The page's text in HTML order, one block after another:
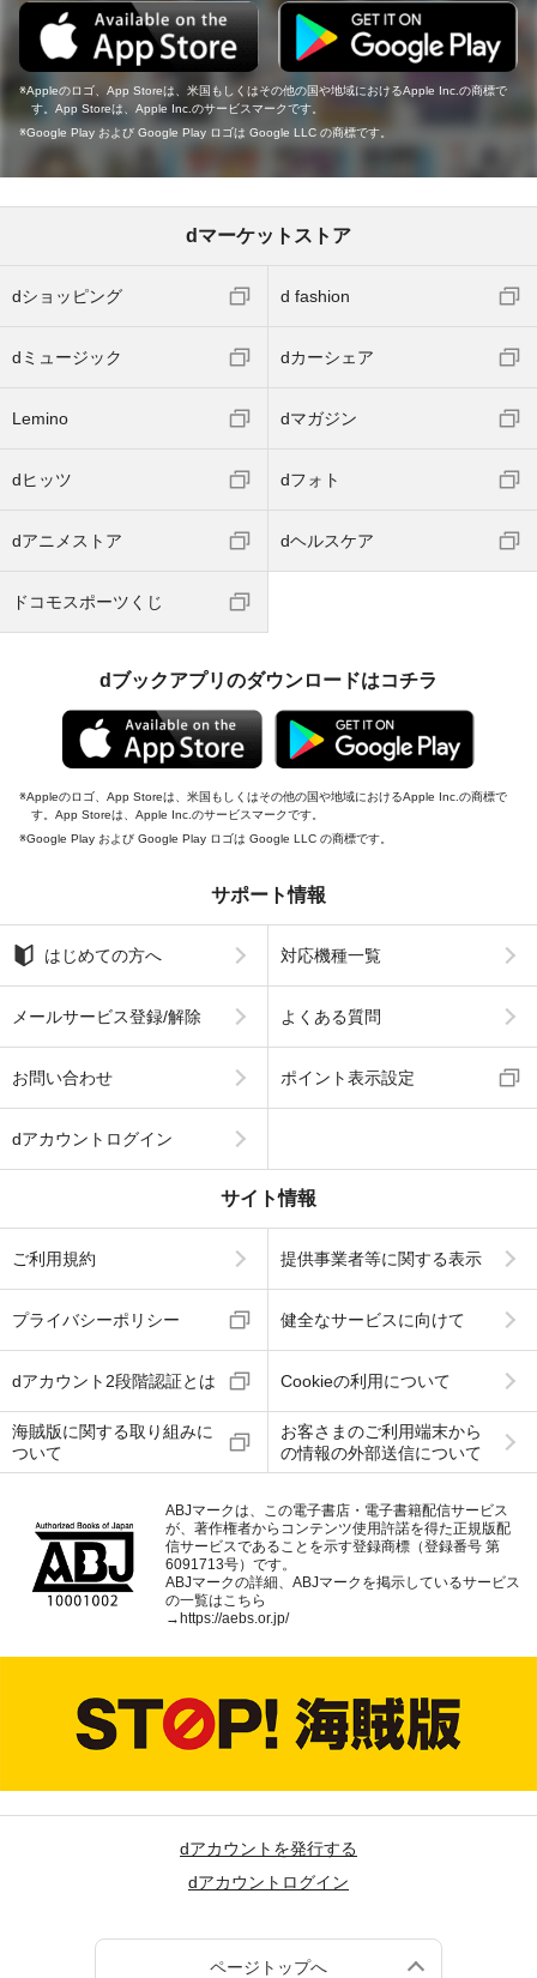
Appleのロゴ、App Storeは、米国もしくはその他の国や地域におけるApple Inc.の商標で
す。App Storeは、Apple Inc.のサービスマークです。
Google Play および Google Play ロゴは Google LLC の商標です。
dマーケットストア
dショッピング d fashion
dミュージック dカーシェア
Lemino dマガジン
dヒッツ dフォト
dアニメストア dヘルスケア
ドコモスポーツくじ
dブックアプリのダウンロードはコチラ
Appleのロゴ、App Storeは、米国もしくはその他の国や地域におけるApple Inc.の商標で
す。App Storeは、Apple Inc.のサービスマークです。
Google Play および Google Play ロゴは Google LLC の商標です。
サポート情報
はじめての方へ 対応機種一覧
メールサービス登録/解除 よくある質問
お問い合わせ ポイント表示設定
dアカウントログイン
サイト情報
ご利用規約 提供事業者等に関する表示
プライバシーポリシー 健全なサービスに向けて
dアカウント2段階認証とは Cookieの利用について
海賊版に関する取り組みに
ついて
お客さまのご利用端末から
の情報の外部送信について
ABJマークは、この電子書店・電子書籍配信サービス
が、著作権者からコンテンツ使用許諾を得た正規版配
信サービスであることを示す登録商標（登録番号 第
6091713号）です。
ABJマークの詳細、ABJマークを掲示しているサービス
の一覧はこちら
→https://aebs.or.jp/
dアカウントを発行する
dアカウントログイン
ページトップへ